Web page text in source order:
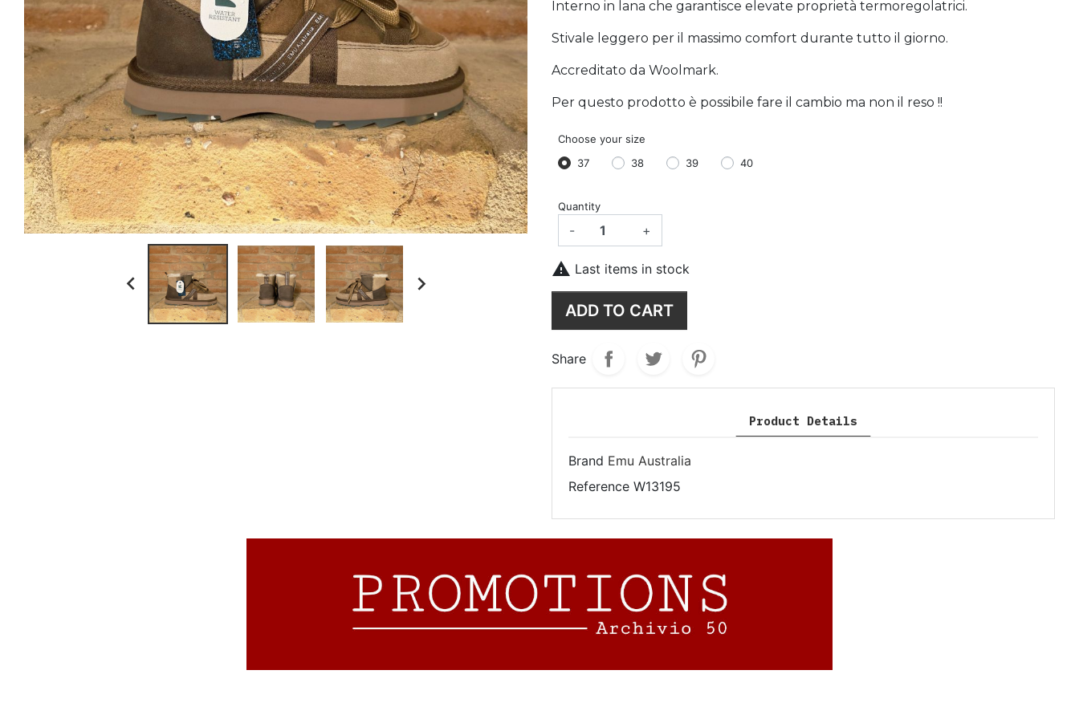
ll bean
myths
no brand
paraboot
resolute japan
scaglione
schott n.y.
sunray sportswear
tela genova
 
Interno in lana che garantisce elevate proprietà termoregolatrici.
Stivale leggero per il massimo comfort durante tutto il giorno.
Accreditato da Woolmark.
Per questo prodotto è possibile fare il cambio ma non il reso !!
Choose your size
37
38 39 40
Quantity
- +
 Last items in stock
ADD TO CART
Share
Product Details
Brand Emu Australia
Reference W13195